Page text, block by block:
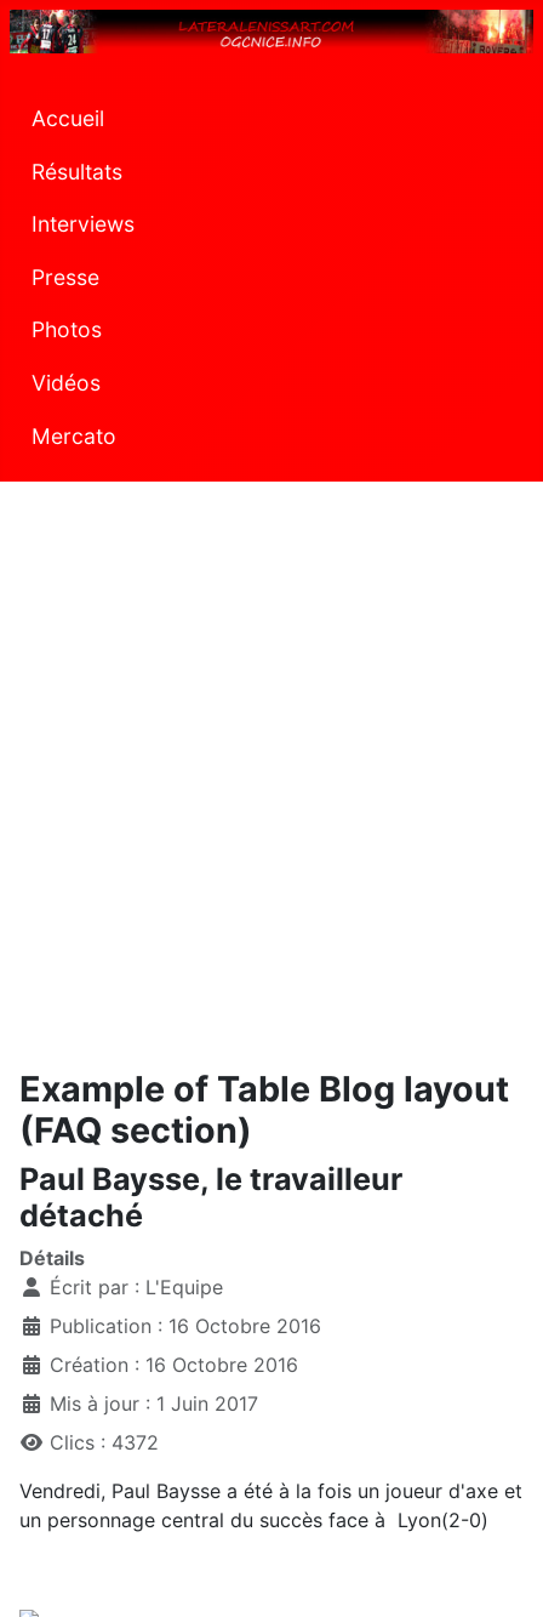
Accueil
Résultats
Interviews
Presse
Photos
Vidéos
Mercato
Example of Table Blog layout
(FAQ section)
Paul Baysse, le travailleur
détaché
Détails
Écrit par : L'Equipe
Publication : 16 Octobre 2016
Création : 16 Octobre 2016
Mis à jour : 1 Juin 2017
Clics : 4372
Vendredi, Paul Baysse a été à la fois un joueur d'axe et
un personnage central du succès face à Lyon(2-0)